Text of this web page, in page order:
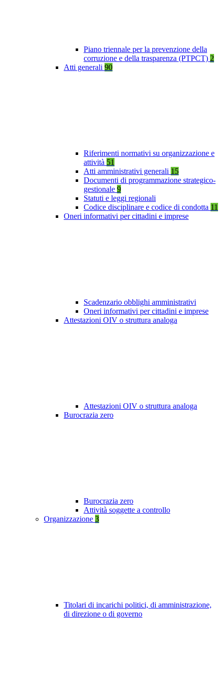
Piano triennale per la prevenzione della
corruzione e della trasparenza (PTPCT) 2
Atti generali 90
Riferimenti normativi su organizzazione e
attività 51
Atti amministrativi generali 15
Documenti di programmazione strategico-
gestionale 9
Statuti e leggi regionali
Codice disciplinare e codice di condotta 11
Oneri informativi per cittadini e imprese
Scadenzario obblighi amministrativi
Oneri informativi per cittadini e imprese
Attestazioni OIV o struttura analoga
Attestazioni OIV o struttura analoga
Burocrazia zero
Burocrazia zero
Attività soggette a controllo
Organizzazione 3
Titolari di incarichi politici, di amministrazione,
di direzione o di governo